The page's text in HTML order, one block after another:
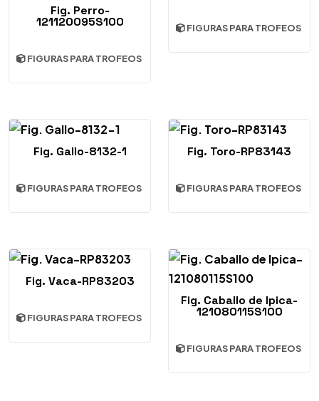
Fig. Perro-
121120095S100
FIGURAS PARA TROFEOS
FIGURAS PARA TROFEOS
Fig. Gallo-8132-1
FIGURAS PARA TROFEOS
Fig. Toro-RP83143
FIGURAS PARA TROFEOS
Fig. Vaca-RP83203
FIGURAS PARA TROFEOS
Fig. Caballo de Ipica-
121080115S100
FIGURAS PARA TROFEOS